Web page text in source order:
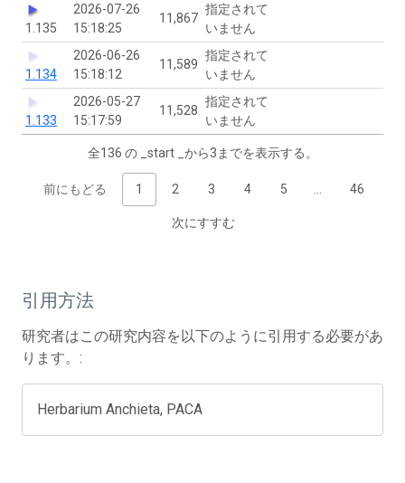
1.135
2026-07-26
15:18:25
11,867
指定されて
いません
1.134
2026-06-26
15:18:12
11,589
指定されて
いません
1.133
2026-05-27
15:17:59
11,528
指定されて
いません
全136 の _start _から3までを表示する。
前にもどる 1 2 3 4 5 46
次にすすむ
引用方法
研究者はこの研究内容を以下のように引用する必要があ
ります。:
Herbarium Anchieta, PACA